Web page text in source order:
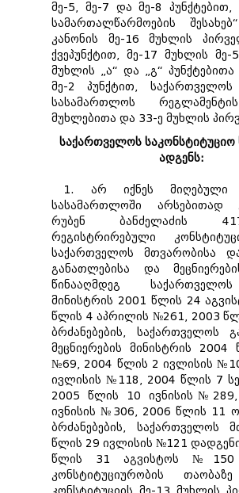
მე-5, მე-7 და მე-8 პუნქტებით,
სამართალწარმოების
კანონის მე-16 მუხლის
ქვეპუნქტით, მე-17 მუხლის მე-
მუხლის „ა“ და „გ“
მე-2 პუნქტით, საქართველოს
სასამართლოს
მუხლებითა და 33-ე მუხლის
საქართველოს
ადგენს:
1. არ იქნეს მიღებული
სასამართლოში არსებითად
რუბენ ბანძელაძის
რეგისტრირებული
საქართველოს მთვარობისა
განათლებისა და
წინააღმდეგ
მინისტრის 2001 წლის 24
წლის 4 აპრილის №261, 2003
ბრძანებების, საქართველოს
მეცნიერების მინისტრის
№69, 2004 წლის 2 ივლისის
ივლისის №118, 2004 წლის 7
2005 წლის 10
ივნისის №306, 2006 წლის 11
ბრძანებების, საქართველოს
წლის 29 ივლისის №121
წლის 31 აგვისტოს №150
კონსტიტუციურობის